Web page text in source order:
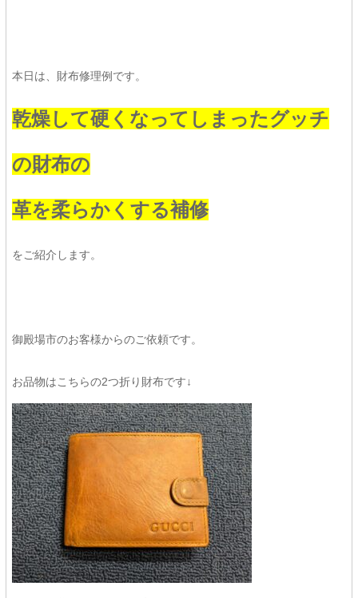
本日は、財布修理例です。
乾燥して硬くなってしまったグッチ
の財布の
革を柔らかくする補修
をご紹介します。
御殿場市のお客様からのご依頼です。
お品物はこちらの2つ折り財布です↓